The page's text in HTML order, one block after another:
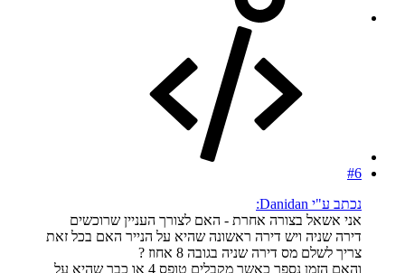
#6
נכתב ע"י Danidan:
אני אשאל בצורה אחרת - האם לצורך העניין שרוכשים
דירה שניה ויש דירה ראשונה שהיא על הנייר האם בכל זאת
צריך לשלם מס דירה שניה בגובה 8 אחוז ?
והאם הזמן נספר כאשר מקבלים טופס 4 או כבר שהיא על